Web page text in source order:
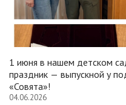
1 июня в нашем детском
праздник — выпускной у
«Совята»!
04.06.2026